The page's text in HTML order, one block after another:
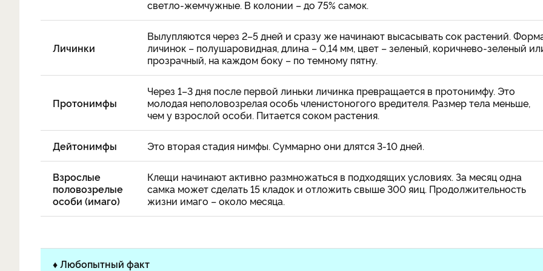
светло-жемчужные. В колонии – до 75% самок.
Личинки
Вылупляются через 2–5 дней и сразу же начинают высасывать сок растений.
личинок – полушаровидная, длина – 0,14 мм, цвет – зеленый, коричнево-зеленый
прозрачный, на каждом боку – по темному пятну.
Протонимфы
Через 1–3 дня после первой линьки личинка превращается в протонимфу. Это
молодая неполовозрелая особь членистоногого вредителя. Размер тела меньше,
чем у взрослой особи. Питается соком растения.
Дейтонимфы Это вторая стадия нимфы. Суммарно они длятся 3-10 дней.
Взрослые
половозрелые
особи (имаго)
Клещи начинают активно размножаться в подходящих условиях. За месяц одна
самка может сделать 15 кладок и отложить свыше 300 яиц. Продолжительность
жизни имаго – около месяца.
♦ Любопытный факт